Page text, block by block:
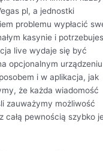
pl, a jednostki
problemu wypłacić
kasynie i
live wydaje się być
opcjonalnym urządzeniu
i w aplikacja, jak
że każda wiadomość
zauważymy możliwość
całą pewnością szybko